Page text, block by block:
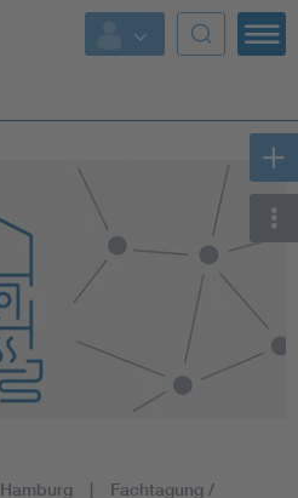
Hamburg
Fachtagung /